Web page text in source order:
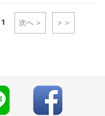
1 次へ ＞ ＞＞